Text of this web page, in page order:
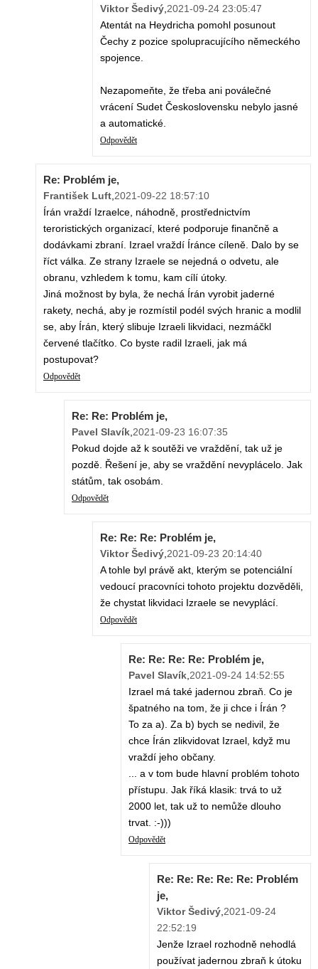
Viktor Šedivý 2021-09-24 23:05:47
Atentát na Heydricha pomohl posunout
Čechy z pozice spolupracujícího německého
spojence.
Nezapomeňte, že třeba ani poválečné
vrácení Sudet Československu nebylo jasné
a automatické.
Odpovědět
Re: Problém je,
František Luft 2021-09-22 18:57:10
Írán vraždí Izraelce, náhodně, prostřednictvím
teroristických organizací, které podporuje finančně a
dodávkami zbraní. Izrael vraždí Íránce cíleně. Dalo by se
říct válka. Ze strany Izraele se nejedná o odvetu, ale
obranu, vzhledem k tomu, kam cílí útoky.
Jiná možnost by byla, že nechá Írán vyrobit jaderné
rakety, nechá, aby je rozmístil podél svých hranic a modlil
se, aby Írán, který slibuje Izraeli likvidaci, nezmáčkl
červené tlačítko. Co byste radil Izraeli, jak má
postupovat?
Odpovědět
Re: Re: Problém je,
Pavel Slavík 2021-09-23 16:07:35
Pokud dojde až k soutěži ve vraždění, tak už je
pozdě. Řešení je, aby se vraždění nevyplácelo. Jak
státům, tak osobám.
Odpovědět
Re: Re: Re: Problém je,
Viktor Šedivý 2021-09-23 20:14:40
A tohle byl právě akt, kterým se potenciální
vedoucí pracovníci tohoto projektu dozvěděli,
že chystat likvidaci Izraele se nevyplácí.
Odpovědět
Re: Re: Re: Re: Problém je,
Pavel Slavík 2021-09-24 14:52:55
Izrael má také jadernou zbraň. Co je
špatného na tom, že ji chce i Írán ?
To za a). Za b) bych se nedivil, že
chce Írán zlikvidovat Izrael, když mu
vraždí jeho občany.
... a v tom bude hlavní problém tohoto
přístupu. Jak říká klasik: trvá to už
2000 let, tak už to nemůže dlouho
trvat. :-)))
Odpovědět
Re: Re: Re: Re: Re: Problém
je,
Viktor Šedivý 2021-09-24
22:52:19
Jenže Izrael rozhodně nehodlá
používat jadernou zbraň k útoku